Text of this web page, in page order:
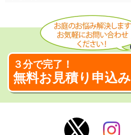
３分で完了！
無料お見積り申込み